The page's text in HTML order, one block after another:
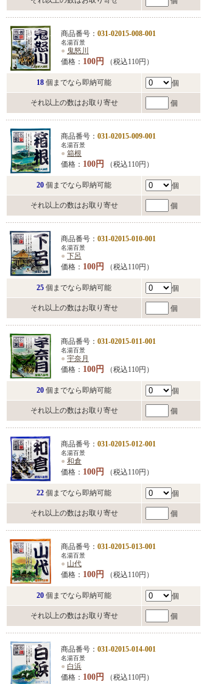
商品番号： 031-02015-008-001
名湯百景
● 鬼怒川
価格： 100円 （税込110円）
18 個までなら即納可能 個
それ以上の数はお取り寄せ 個
商品番号： 031-02015-009-001
名湯百景
● 箱根
価格： 100円 （税込110円）
20 個までなら即納可能 個
それ以上の数はお取り寄せ 個
商品番号： 031-02015-010-001
名湯百景
● 下呂
価格： 100円 （税込110円）
25 個までなら即納可能 個
それ以上の数はお取り寄せ 個
商品番号： 031-02015-011-001
名湯百景
● 宇奈月
価格： 100円 （税込110円）
20 個までなら即納可能 個
それ以上の数はお取り寄せ 個
商品番号： 031-02015-012-001
名湯百景
● 和倉
価格： 100円 （税込110円）
22 個までなら即納可能 個
それ以上の数はお取り寄せ 個
商品番号： 031-02015-013-001
名湯百景
● 山代
価格： 100円 （税込110円）
20 個までなら即納可能 個
それ以上の数はお取り寄せ 個
商品番号： 031-02015-014-001
名湯百景
● 白浜
価格： 100円 （税込110円）